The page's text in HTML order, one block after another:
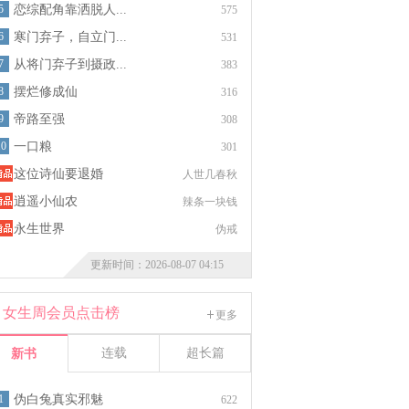
575
恋综配角靠洒脱人...
531
寒门弃子，自立门...
383
从将门弃子到摄政...
316
摆烂修成仙
308
帝路至强
301
一口粮
人世几春秋
这位诗仙要退婚
辣条一块钱
逍遥小仙农
伪戒
永生世界
更新时间：2026-08-07 04:15
更多
女生周会员点击榜
新书 连载 超长篇
622
1 伪白兔真实邪魅